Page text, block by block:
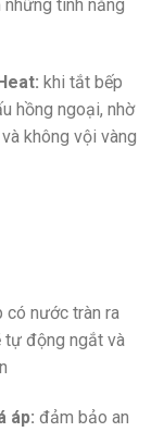
tính năng
khi tắt bếp
hồng ngoại, nhờ
không vội vàng
có nước tràn ra
tự động ngắt và
áp: đảm bảo an